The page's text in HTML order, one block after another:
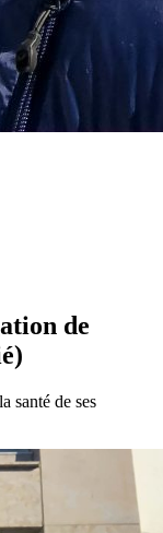
de
santé de ses